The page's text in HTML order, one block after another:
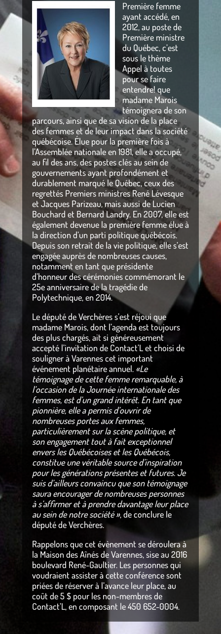
Première femme
ayant accédé, en
2012, au poste de
Première ministre
du Québec, c’est
sous le thème
Appel à toutes
pour se faire
entendre! que
madame Marois
témoignera de son
parcours, ainsi que de sa vision de la place
des femmes et de leur impact dans la société
québécoise. Élue pour la première fois à
l’Assemblée nationale en 1981, elle a occupé,
au fil des ans, des postes clés au sein de
gouvernements ayant profondément et
durablement marqué le Québec, ceux des
regrettés Premiers ministres René Lévesque
et Jacques Parizeau, mais aussi de Lucien
Bouchard et Bernard Landry. En 2007, elle est
également devenue la première femme élue à
la direction d’un parti politique québécois.
Depuis son retrait de la vie politique, elle s’est
engagée auprès de nombreuses causes,
notamment en tant que présidente
d’honneur des cérémonies commémorant le
25e anniversaire de la tragédie de
Polytechnique, en 2014.
Le député de Verchères s’est réjoui que
madame Marois, dont l’agenda est toujours
des plus chargés, ait si généreusement
accepté l’invitation de Contact’L et choisi de
souligner à Varennes cet important
événement planétaire annuel. «Le
témoignage de cette femme remarquable, à
l’occasion de la Journée internationale des
femmes, est d’un grand intérêt. En tant que
pionnière, elle a permis d’ouvrir de
nombreuses portes aux femmes,
particulièrement sur la scène politique, et
son engagement tout à fait exceptionnel
envers les Québécoises et les Québécois,
constitue une véritable source d’inspiration
pour les générations présentes et futures. Je
suis d’ailleurs convaincu que son témoignage
saura encourager de nombreuses personnes
à s’affirmer et à prendre davantage leur place
au sein de notre société », de conclure le
député de Verchères.
Rappelons que cet évènement se déroulera à
la Maison des Aînés de Varennes, sise au 2016
boulevard René-Gaultier. Les personnes qui
voudraient assister à cette conférence sont
priées de réserver à l’avance leur place, au
coût de 5 $ pour les non-membres de
Contact’L, en composant le 450 652-0004.